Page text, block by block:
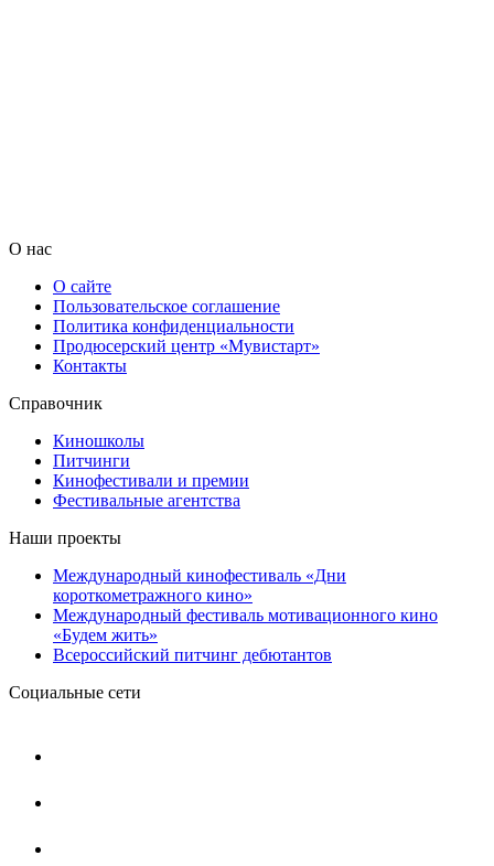
О нас
О сайте
Пользовательское соглашение
Политика конфиденциальности
Продюсерский центр «Мувистарт»
Контакты
Справочник
Киношколы
Питчинги
Кинофестивали и премии
Фестивальные агентства
Наши проекты
Международный кинофестиваль «Дни
короткометражного кино»
Международный фестиваль мотивационного кино
«Будем жить»
Всероссийский питчинг дебютантов
Социальные сети